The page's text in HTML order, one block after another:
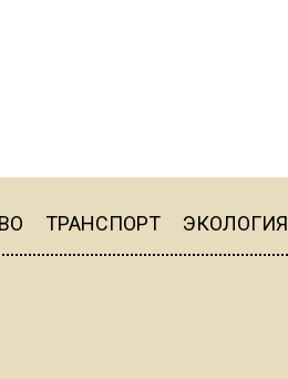
ТРАНСПОРТ ЭКОЛОГИЯ